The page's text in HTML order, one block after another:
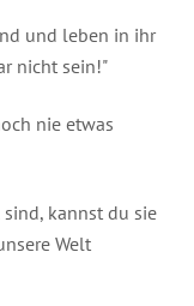
und leben in ihr
nicht sein!"
nie etwas
kannst du sie
Welt